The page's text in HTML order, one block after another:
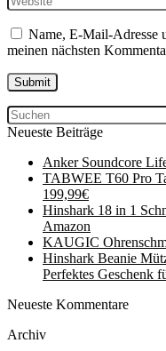
Name, E-Mail-Adresse
meinen nächsten
Neueste Beiträge
Anker Soundcore
TABWEE T60 Pro
199,99€
Hinshark 18 in 1
Amazon
KAUGIC
Hinshark Beanie
Perfektes Geschenk
Neueste Kommentare
Archiv